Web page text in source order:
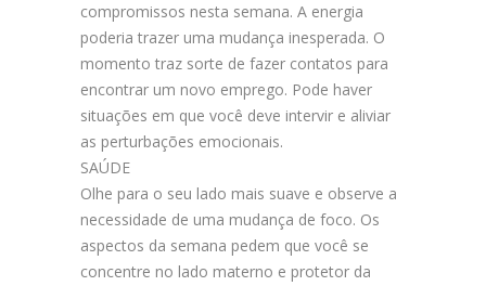
compromissos nesta semana. A energia
poderia trazer uma mudança inesperada. O
momento traz sorte de fazer contatos para
encontrar um novo emprego. Pode haver
situações em que você deve intervir e aliviar
as perturbações emocionais.
SAÚDE
Olhe para o seu lado mais suave e observe a
necessidade de uma mudança de foco. Os
aspectos da semana pedem que você se
concentre no lado materno e protetor da